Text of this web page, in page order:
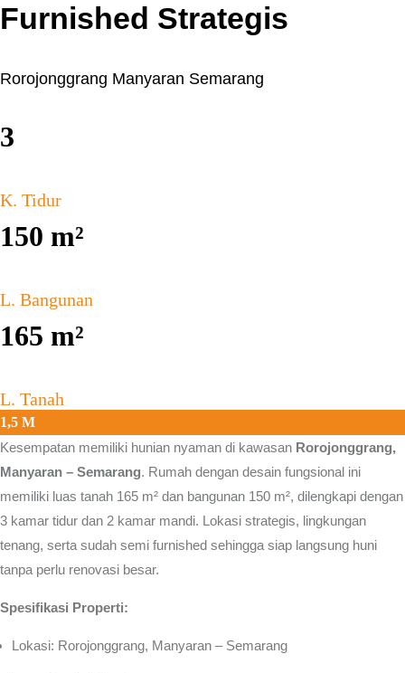
Furnished Strategis
Rorojonggrang Manyaran Semarang
3
K. Tidur
150 m²
L. Bangunan
165 m²
L. Tanah
1,5 M
Kesempatan memiliki hunian nyaman di kawasan Rorojonggrang,
Manyaran – Semarang. Rumah dengan desain fungsional ini
memiliki luas tanah 165 m² dan bangunan 150 m², dilengkapi dengan
3 kamar tidur dan 2 kamar mandi. Lokasi strategis, lingkungan
tenang, serta sudah semi furnished sehingga siap langsung huni
tanpa perlu renovasi besar.
Spesifikasi Properti:
Lokasi: Rorojonggrang, Manyaran – Semarang